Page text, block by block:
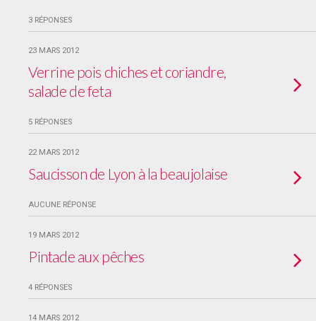
3 RÉPONSES
23 MARS 2012
Verrine pois chiches et coriandre,
salade de feta
5 RÉPONSES
22 MARS 2012
Saucisson de Lyon à la beaujolaise
AUCUNE RÉPONSE
19 MARS 2012
Pintade aux pêches
4 RÉPONSES
14 MARS 2012